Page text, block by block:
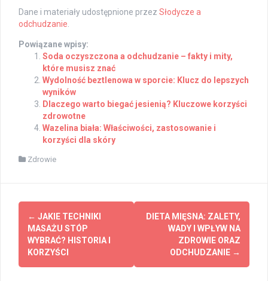
Dane i materiały udostępnione przez Słodycze a
odchudzanie.
Powiązane wpisy:
Soda oczyszczona a odchudzanie – fakty i mity,
które musisz znać
Wydolność beztlenowa w sporcie: Klucz do lepszych
wyników
Dlaczego warto biegać jesienią? Kluczowe korzyści
zdrowotne
Wazelina biała: Właściwości, zastosowanie i
korzyści dla skóry
Zdrowie
Post
navigation
← JAKIE TECHNIKI
MASAŻU STÓP
WYBRAĆ? HISTORIA I
KORZYŚCI
DIETA MIĘSNA: ZALETY,
WADY I WPŁYW NA
ZDROWIE ORAZ
ODCHUDZANIE →